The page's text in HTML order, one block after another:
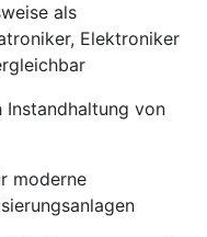
als
Elektroniker
Instandhaltung von
moderne